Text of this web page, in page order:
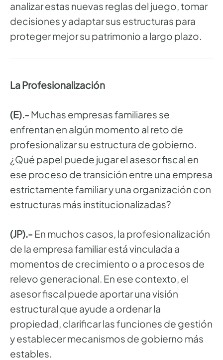
analizar estas nuevas reglas del juego, tomar
decisiones y adaptar sus estructuras para
proteger mejor su patrimonio a largo plazo.
La Profesionalización
(E).- Muchas empresas familiares se
enfrentan en algún momento al reto de
profesionalizar su estructura de gobierno.
¿Qué papel puede jugar el asesor fiscal en
ese proceso de transición entre una empresa
estrictamente familiar y una organización con
estructuras más institucionalizadas?
(JP).- En muchos casos, la profesionalización
de la empresa familiar está vinculada a
momentos de crecimiento o a procesos de
relevo generacional. En ese contexto, el
asesor fiscal puede aportar una visión
estructural que ayude a ordenar la
propiedad, clarificar las funciones de gestión
y establecer mecanismos de gobierno más
estables.